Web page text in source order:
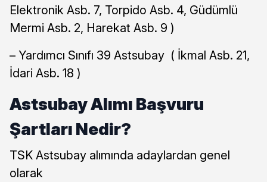
Elektronik Asb. 7, Torpido Asb. 4, Güdümlü
Mermi Asb. 2, Harekat Asb. 9 )
– Yardımcı Sınıfı 39 Astsubay ( İkmal Asb. 21,
İdari Asb. 18 )
Astsubay Alımı Başvuru
Şartları Nedir?
TSK Astsubay alımında adaylardan genel
olarak